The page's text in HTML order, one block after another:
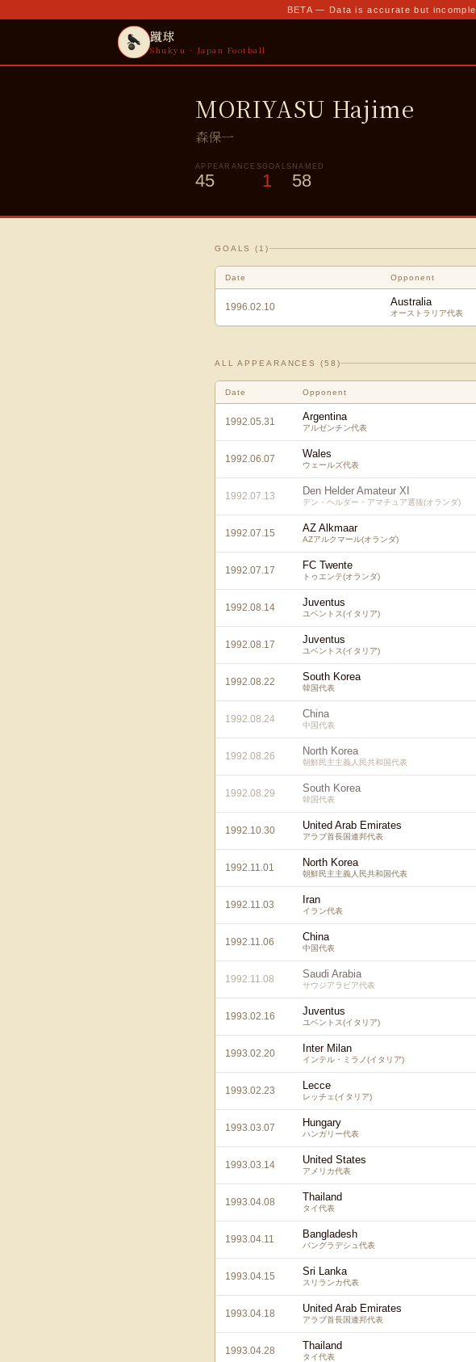
BETA — Data is accurate but
蹴球
Shukyu · Japan Football
MORIYASU Hajime
森保一
APPEARANCES
45
GOALS
1
NAMED
58
GOALS ( 1 )
Date Opponent
1996.02.10 Australia
オーストラリア代表
ALL APPEARANCES (58 )
Date Opponent
1992.05.31 Argentina
アルゼンチン代表
1992.06.07 Wales
ウェールズ代表
1992.07.13 Den Helder Amateur XI
デン・ヘルダー・アマチュア選抜(オランダ)
1992.07.15 AZ Alkmaar
AZアルクマール(オランダ)
1992.07.17 FC Twente
トゥエンテ(オランダ)
1992.08.14 Juventus
ユベントス(イタリア)
1992.08.17 Juventus
ユベントス(イタリア)
1992.08.22 South Korea
韓国代表
1992.08.24 China
中国代表
1992.08.26 North Korea
朝鮮民主主義人民共和国代表
1992.08.29 South Korea
韓国代表
1992.10.30 United Arab Emirates
アラブ首長国連邦代表
1992.11.01 North Korea
朝鮮民主主義人民共和国代表
1992.11.03 Iran
イラン代表
1992.11.06 China
中国代表
1992.11.08 Saudi Arabia
サウジアラビア代表
1993.02.16 Juventus
ユベントス(イタリア)
1993.02.20 Inter Milan
インテル・ミラノ(イタリア)
1993.02.23 Lecce
レッチェ(イタリア)
1993.03.07 Hungary
ハンガリー代表
1993.03.14 United States
アメリカ代表
1993.04.08 Thailand
タイ代表
1993.04.11 Bangladesh
バングラデシュ代表
1993.04.15 Sri Lanka
スリランカ代表
1993.04.18 United Arab Emirates
アラブ首長国連邦代表
1993.04.28 Thailand
タイ代表